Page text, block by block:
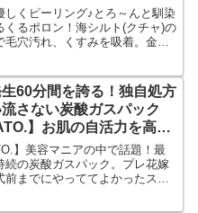
ェル♪
しくピーリング♪とろ～んと馴染
くるポロン！海シルト(クチャ)の
毛穴汚れ、くすみを吸着。金箔
リーフの爽やかな香り！
60分間を誇る！独自処方
さない炭酸ガスパック
】お肌の自活力を高
想の肌に！
】美容マニアの中で話題！最
続の炭酸ガスパック。プレ花嫁
前までにやっててよかったスキ